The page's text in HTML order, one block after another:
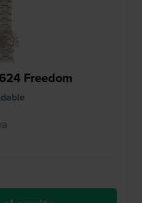
Freedom